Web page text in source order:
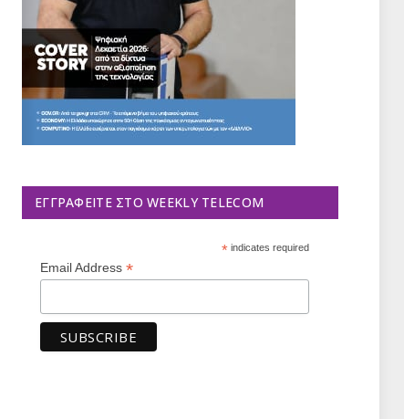
ΕΓΓΡΑΦΕΊΤΕ ΣΤΟ WEEKLY TELECOM
*indicates required
Email Address *